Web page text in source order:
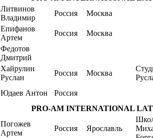
Литвинов
Владимир
Россия Москва
Епифанов
Артем
Россия Москва
Федотов
Дмитрий
Хайрулин
Руслан
Россия Москва
Юдаев Антон
Россия
PRO-AM INTERNATIONAL
Погожев
Артем
Россия Ярославль